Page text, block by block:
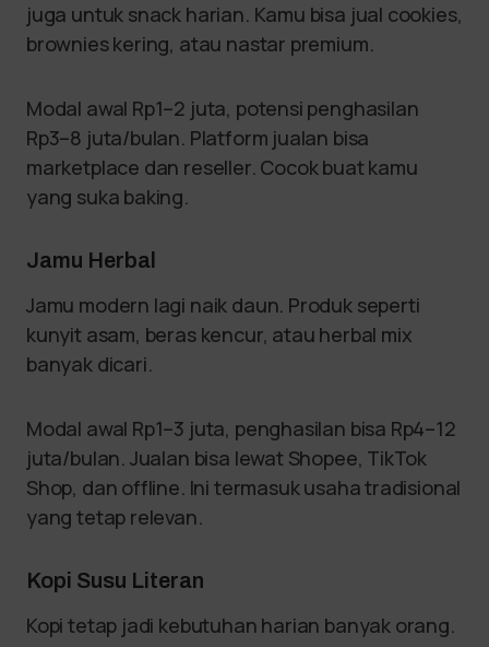
juga untuk snack harian. Kamu bisa jual cookies,
brownies kering, atau nastar premium.
Modal awal Rp1–2 juta, potensi penghasilan
Rp3–8 juta/bulan. Platform jualan bisa
marketplace dan reseller. Cocok buat kamu
yang suka baking.
Jamu Herbal
Jamu modern lagi naik daun. Produk seperti
kunyit asam, beras kencur, atau herbal mix
banyak dicari.
Modal awal Rp1–3 juta, penghasilan bisa Rp4–12
juta/bulan. Jualan bisa lewat Shopee, TikTok
Shop, dan offline. Ini termasuk usaha tradisional
yang tetap relevan.
Kopi Susu Literan
Kopi tetap jadi kebutuhan harian banyak orang.